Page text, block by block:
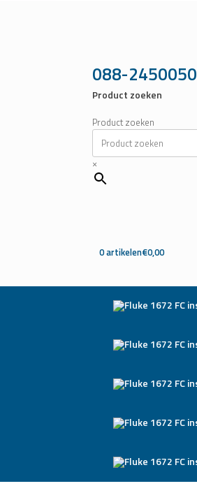
088-2450050
Product zoeken
Product zoeken
×
0 artikelen€0,00